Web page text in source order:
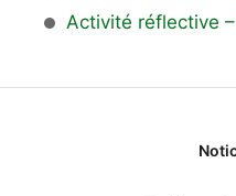
Activité réflective